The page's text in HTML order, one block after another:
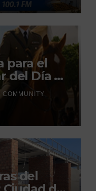
para el
del Día de
por
Cría
COMMUNITY
del